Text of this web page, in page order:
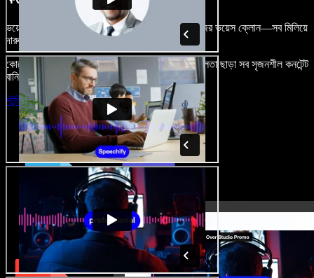
ভয়েসওভার, রয়্যালটি-ফ্রি ছবি, অডিও, ভিডিও যোগ, নিজের ভয়েস ক্লোন—সব মিলিয়ে
দারুণ মনে রাখার মতো অডিও-ভিডিও প্রজেক্ট বানান।
কোনো শেখার ঝামেলা নেই, শুধু ব্রাউজারে খুলুন—আর দুর্বলতা ছাড়া সব সৃজনশীল কনটেন্ট
বানিয়ে ফেলুন।
স্টুডিও চালু করুন